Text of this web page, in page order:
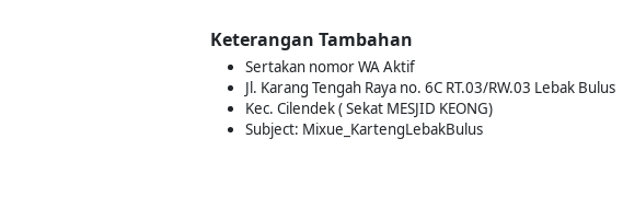
Keterangan Tambahan
Sertakan nomor WA Aktif
Jl. Karang Tengah Raya no. 6C RT.03/RW.03 Lebak Bulus
Kec. Cilendek ( Sekat MESJID KEONG)
Subject: Mixue_KartengLebakBulus